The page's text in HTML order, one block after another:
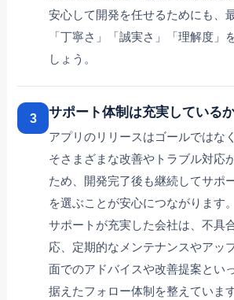
安心して開発を任せるためにも、
「丁寧さ」「誠実さ」「理解度」
しょう。
3 サポート体制は充実している
アプリのリリースはゴールではな
そさまざまな改善やトラブル対応
ため、開発完了後も継続してサポ
を選ぶことが安心につながります。
サポートが充実した会社は、不具
応、定期的なメンテナンスやアッ
面でのアドバイスや改善提案とい
据えたフォロー体制を整えていま